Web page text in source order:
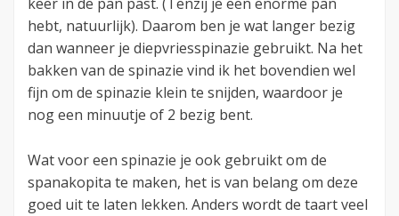
hebt, natuurlijk). Daarom ben je wat langer bezig
dan wanneer je diepvriesspinazie gebruikt. Na het
bakken van de spinazie vind ik het bovendien wel
fijn om de spinazie klein te snijden, waardoor je
nog een minuutje of 2 bezig bent.
Wat voor een spinazie je ook gebruikt om de
spanakopita te maken, het is van belang om deze
goed uit te laten lekken. Anders wordt de taart veel